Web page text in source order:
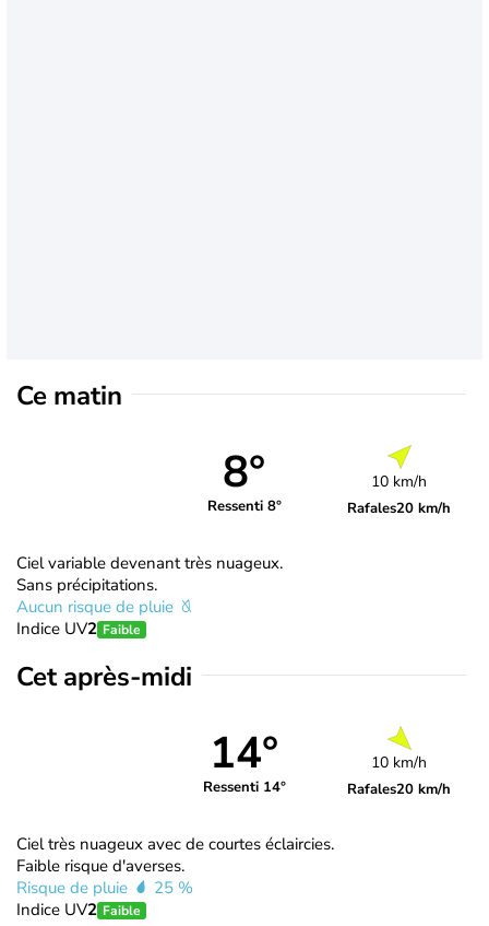
Ce matin
8°
Ressenti 8°
10 km/h
Rafales20 km/h
Ciel variable devenant très nuageux.
Sans précipitations.
Aucun risque de pluie
Indice UV2 Faible
Cet après-midi
14°
Ressenti 14°
10 km/h
Rafales20 km/h
Ciel très nuageux avec de courtes éclaircies.
Faible risque d'averses.
Risque de pluie
25 %
Indice UV2 Faible